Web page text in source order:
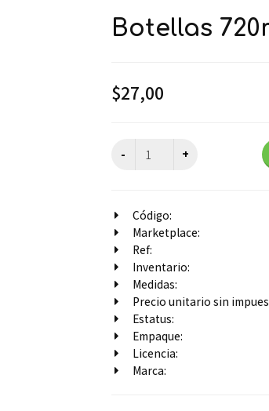
botellas
$27,00
Código:
Marketplace:
Ref:
Inventario:
Medidas:
Precio unitario sin
Estatus:
Empaque:
Licencia:
Marca: